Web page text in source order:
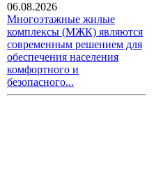
06.08.2026
Многоэтажные жилые
комплексы (МЖК) являются
современным решением для
обеспечения населения
комфортного и
безопасного...